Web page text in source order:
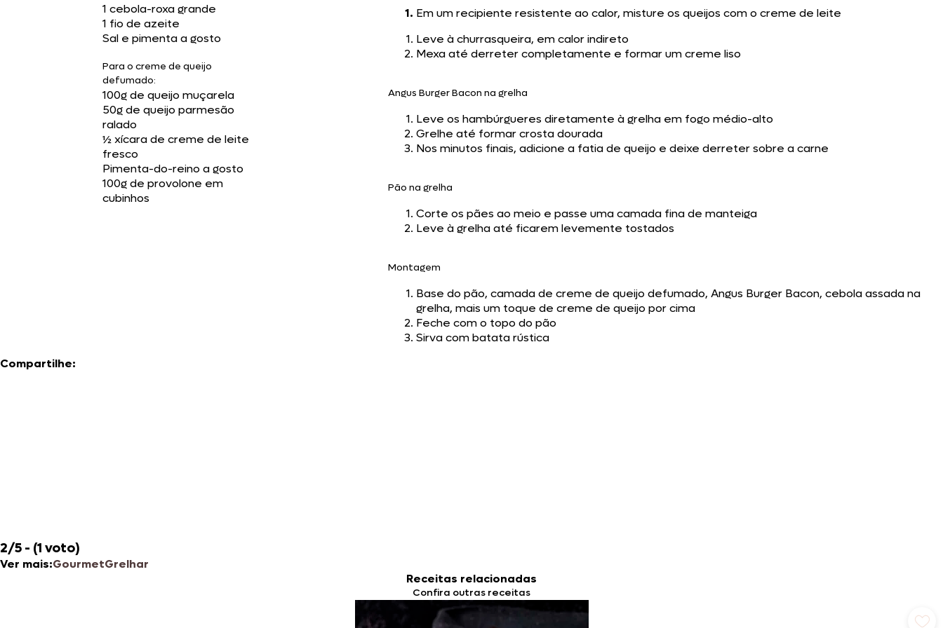
1 cebola-roxa grande
1 fio de azeite
Sal e pimenta a gosto
Para o creme de queijo
defumado:
100g de queijo muçarela
50g de queijo parmesão
ralado
½ xícara de creme de leite
fresco
Pimenta-do-reino a gosto
100g de provolone em
cubinhos
Em um recipiente resistente ao calor, misture os queijos com o creme de leite
Leve à churrasqueira, em calor indireto
Mexa até derreter completamente e formar um creme liso
Angus Burger Bacon na grelha
Leve os hambúrgueres diretamente à grelha em fogo médio-alto
Grelhe até formar crosta dourada
Nos minutos finais, adicione a fatia de queijo e deixe derreter sobre a carne
Pão na grelha
Corte os pães ao meio e passe uma camada fina de manteiga
Leve à grelha até ficarem levemente tostados
Montagem
Base do pão, camada de creme de queijo defumado, Angus Burger Bacon, cebola assada na
grelha, mais um toque de creme de queijo por cima
Feche com o topo do pão
Sirva com batata rústica
Compartilhe:
2/5 - (1 voto)
Ver mais:GourmetGrelhar
Receitas relacionadas
Confira outras receitas